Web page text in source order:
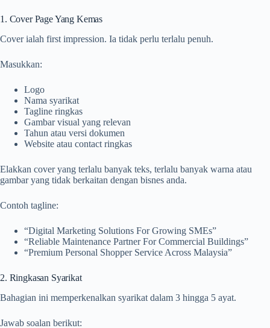
1. Cover Page Yang Kemas
Cover ialah first impression. Ia tidak perlu terlalu penuh.
Masukkan:
Logo
Nama syarikat
Tagline ringkas
Gambar visual yang relevan
Tahun atau versi dokumen
Website atau contact ringkas
Elakkan cover yang terlalu banyak teks, terlalu banyak warna atau
gambar yang tidak berkaitan dengan bisnes anda.
Contoh tagline:
“Digital Marketing Solutions For Growing SMEs”
“Reliable Maintenance Partner For Commercial Buildings”
“Premium Personal Shopper Service Across Malaysia”
2. Ringkasan Syarikat
Bahagian ini memperkenalkan syarikat dalam 3 hingga 5 ayat.
Jawab soalan berikut: